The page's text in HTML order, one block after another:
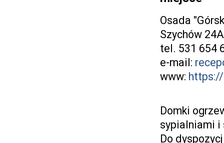
Osada
Szychów
tel. 531 654
e-mail:
www:
Domki
sypialniami i
Do